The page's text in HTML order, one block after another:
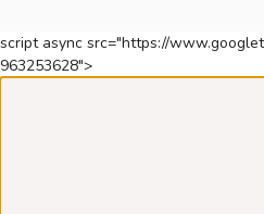
script async src="https://
963253628">